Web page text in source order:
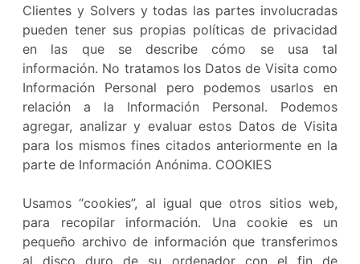
Clientes y Solvers y todas las partes involucradas
pueden tener sus propias políticas de privacidad
en las que se describe cómo se usa tal
información. No tratamos los Datos de Visita como
Información Personal pero podemos usarlos en
relación a la Información Personal. Podemos
agregar, analizar y evaluar estos Datos de Visita
para los mismos fines citados anteriormente en la
parte de Información Anónima. COOKIES
Usamos “cookies”, al igual que otros sitios web,
para recopilar información. Una cookie es un
pequeño archivo de información que transferimos
al disco duro de su ordenador con el fin de